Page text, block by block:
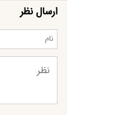
ارسال نظر